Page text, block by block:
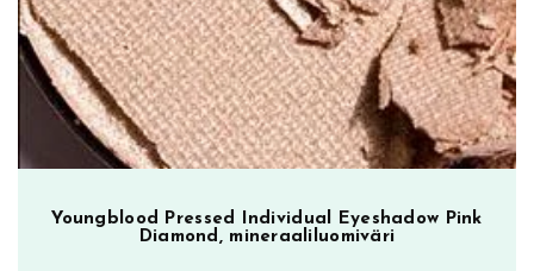
Youngblood Pressed Individual Eyeshadow Pink
Diamond, mineraaliluomiväri